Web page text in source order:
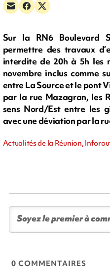
Sur la RN6 Boulevard
permettre des travaux
interdite de 20h à 5h les
novembre inclus comme
entre La Source et le pont
par la rue Mazagran, les
sens Nord/Est entre les
avec une déviation par la
Actualités de la Réunion,
0 COMMENTAIRES